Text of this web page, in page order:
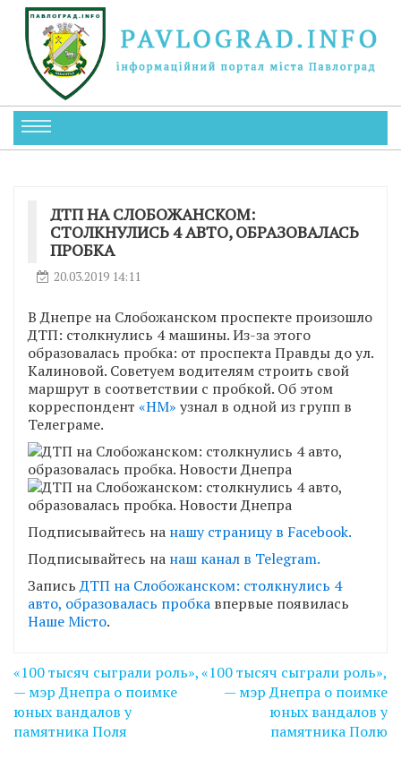
ДТП НА СЛОБОЖАНСКОМ:
СТОЛКНУЛИСЬ 4 АВТО, ОБРАЗОВАЛАСЬ
ПРОБКА
20.03.2019 14:11
В Днепре на Слобожанском проспекте произошло
ДТП: столкнулись 4 машины. Из-за этого
образовалась пробка: от проспекта Правды до ул.
Калиновой. Советуем водителям строить свой
маршрут в соответствии с пробкой. Об этом
корреспондент «НМ» узнал в одной из групп в
Телеграме.
Подписывайтесь на нашу страницу в Facebook.
Подписывайтесь на наш канал в Telegram.
ЗаписьДТП на Слобожанском: столкнулись 4
авто, образовалась пробка впервые появилась
Наше Місто.
Навігація
записів
«100 тысяч сыграли роль»,
— мэр Днепра о поимке
юных вандалов у
памятника Поля
«100 тысяч сыграли роль»,
— мэр Днепра о поимке
юных вандалов у
памятника Полю